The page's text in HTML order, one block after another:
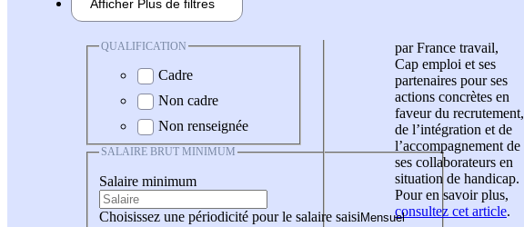
Afficher Plus de filtres
QUALIFICATION
Cadre
Non cadre
Non renseignée
SALAIRE BRUT MINIMUM
Salaire minimum
Choisissez une périodicité pour le salaire saisi
par France travail,
Cap emploi et ses
partenaires pour ses
actions concrètes en
faveur du recrutement,
de l’intégration et de
l’accompagnement de
ses collaborateurs en
situation de handicap.
Pour en savoir plus,
consultez cet article.